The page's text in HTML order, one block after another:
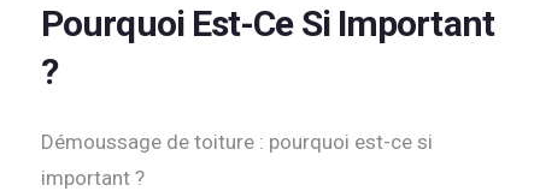
Pourquoi Est-Ce Si Important
?
Démoussage de toiture : pourquoi est-ce si
important ?